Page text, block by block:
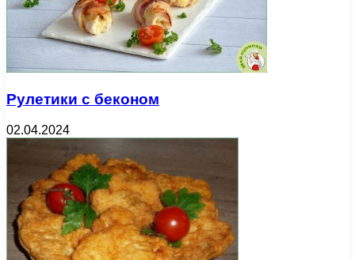
Рулетики с беконом
02.04.2024